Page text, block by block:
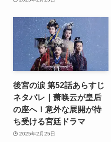
後宮の涙 第52話あらすじ
ネタバレ｜萧唤云が皇后
の座へ！意外な展開が待
ち受ける宮廷ドラマ
2025年2月25日